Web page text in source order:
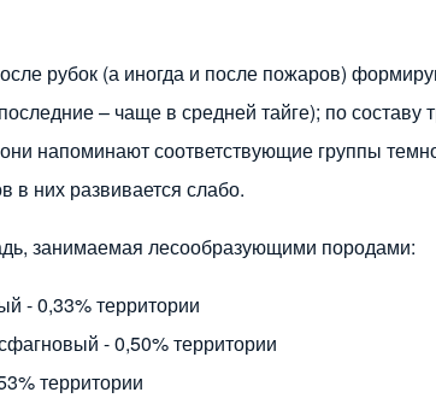
рубок (а иногда и после пожаров)
– чаще в средней тайге); по составу
они напоминают соответствующие группы
в них развивается слабо.
занимаемая лесообразующими породами:
- 0,33% территории
- 0,50% территории
территории